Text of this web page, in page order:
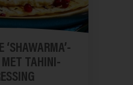
‘SHAWARMA’-
MET TAHINI-